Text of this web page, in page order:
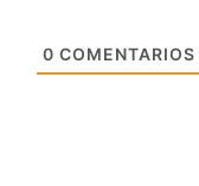
0 COMENTARIOS